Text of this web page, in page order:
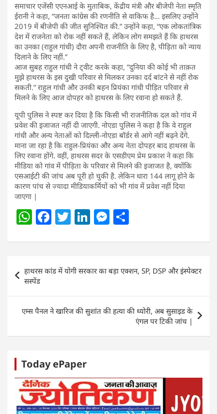
समाचार एजेंसी एएनआई के मुताबिक, केंद्रीय मंत्री और बीजेपी नेता स्मृति
ईरानी ने कहा, “जनता कांग्रेस की रणनीति से वाकिफ है… इसलिए उन्होंने
2019 में बीजेपी की जीत सुनिश्चित की.” उन्होंने कहा, “एक लोकतांत्रिक
देश में राजनेता को रोक नहीं सकते हैं, लेकिन लोग समझते हैं कि हाथरस
का उनका (राहुल गांधी) दौरा अपनी राजनीति के लिए है, पीड़िता को न्याय
दिलाने के लिए नहीं.”
आज सुबह राहुल गांधी ने ट्वीट करके कहा, “दुनिया की कोई भी ताक़त
मुझे हाथरस के इस दुखी परिवार से मिलकर उनका दर्द बांटने से नहीं रोक
सकती.” राहुल गांधी और उनकी बहन प्रियंका गांधी पीड़ित परिवार से
मिलने के लिए आज दोपहर को हाथरस के लिए रवाना हो सकते हैं.
यूपी पुलिस ने स्पष्ट कर दिया है कि किसी भी राजनीतिक दल को गांव में
प्रवेश की इजाजत नहीं दी जाएगी. नोएडा पुलिस ने कहा है कि वे राहुल
गांधी और अन्य नेताओं को दिल्ली-नोएडा बॉर्डर से आगे नहीं बढ़ने देंगे.
माना जा रहा है कि राहुल-प्रियंका और अन्य नेता दोपहर बाद हाथरस के
लिए रवाना होंगे. वहीं, हाथरस सदर के एसडीएम प्रेम प्रकाश ने कहा कि
मीडिया को गांव में पीड़िता के परिवार से मिलने की इजाजत है, क्योंकि
एसआईटी की जांच अब पूरी हो चुकी है. लेकिन धारा 144 लागू होने के
कारण पांच से ज्यादा मीडियाकर्मियों को भी गांव में प्रवेश नहीं दिया
जाएगा |
W
at
s
A
p
p
F
c
e
b
o
o
T
itt
er
Li
k
e
dI
n
M
ss
e
n
g
er
ar
e
navigation
हाथरस कांड में योगी सरकार का बड़ा एक्शन, SP, DSP और इंस्पेक्टर
सस्पेंड
एम्स पैनल ने खारिज की सुशांत की हत्या की थ्योरी, अब सुसाइड के
एंगल पर टिकी जांच |
Today ePaper